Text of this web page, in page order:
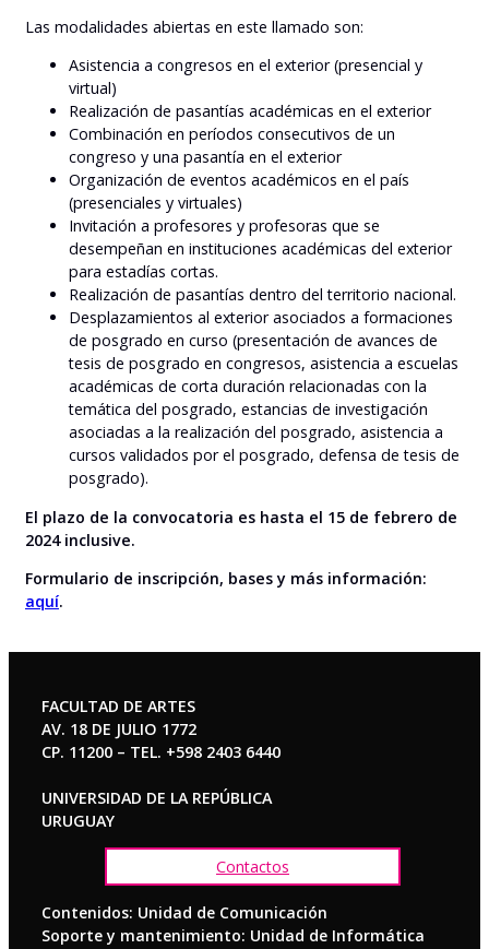
Las modalidades abiertas en este llamado son:
Asistencia a congresos en el exterior (presencial y
virtual)
Realización de pasantías académicas en el exterior
Combinación en períodos consecutivos de un
congreso y una pasantía en el exterior
Organización de eventos académicos en el país
(presenciales y virtuales)
Invitación a profesores y profesoras que se
desempeñan en instituciones académicas del exterior
para estadías cortas.
Realización de pasantías dentro del territorio nacional.
Desplazamientos al exterior asociados a formaciones
de posgrado en curso (presentación de avances de
tesis de posgrado en congresos, asistencia a escuelas
académicas de corta duración relacionadas con la
temática del posgrado, estancias de investigación
asociadas a la realización del posgrado, asistencia a
cursos validados por el posgrado, defensa de tesis de
posgrado).
El plazo de la convocatoria es hasta el 15 de febrero de
2024 inclusive.
Formulario de inscripción, bases y más información:
aquí.
FACULTAD DE ARTES
AV. 18 DE JULIO 1772
CP. 11200 – TEL. +598 2403 6440
UNIVERSIDAD DE LA REPÚBLICA
URUGUAY
Contactos
Contenidos: Unidad de Comunicación
Soporte y mantenimiento: Unidad de Informática